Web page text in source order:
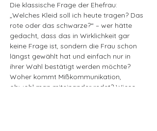
Die klassische Frage der Ehefrau:
„Welches Kleid soll ich heute tragen? Das
rote oder das schwarze?“ – wer hätte
gedacht, dass das in Wirklichkeit gar
keine Frage ist, sondern die Frau schon
längst gewählt hat und einfach nur in
ihrer Wahl bestätigt werden möchte?
Woher kommt Mißkommunikation,
obwohl man miteinander redet? Wieso